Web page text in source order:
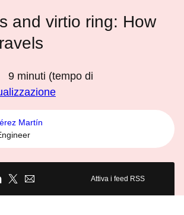
and virtio ring: How
9 minuti (tempo di
Martín
Attiva i feed RSS